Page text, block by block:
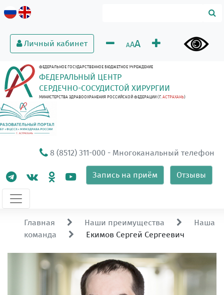
Личный кабинет AAA
ФЕДЕРАЛЬНОЕ ГОСУДАРСТВЕННОЕ БЮДЖЕТНОЕ УЧРЕЖДЕНИЕ
ФЕДЕРАЛЬНЫЙ ЦЕНТР
СЕРДЕЧНО-СОСУДИСТОЙ ХИРУРГИИ
МИНИСТЕРСТВА ЗДРАВООХРАНЕНИЯ РОССИЙСКОЙ ФЕДЕРАЦИИ (Г. АСТРАХАНЬ)
8 (8512) 311-000 - Многоканальный телефон
Запись на приём Отзывы
Главная Наши преимущества
Наша
команда
Екимов Сергей Сергеевич